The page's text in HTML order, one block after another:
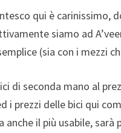
qui è carinissimo,
siamo ad
(sia con i mezzi
di seconda mano al
i prezzi delle bici qui
anche il più usabile,